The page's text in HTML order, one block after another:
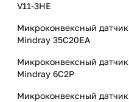
V11-3HE
Микроконвексный датчик
Mindray 35C20EA
Микроконвексный датчик
Mindray 6C2P
Микроконвексный датчик